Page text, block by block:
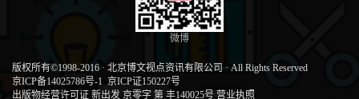
微博
版权所有©1998-2016 · 北京博文视点资讯有限公司 · All Rights Reserved
京ICP备14025786号-1 京ICP证150227号
出版物经营许可证 新出发 京零字 第 丰140025号 营业执照